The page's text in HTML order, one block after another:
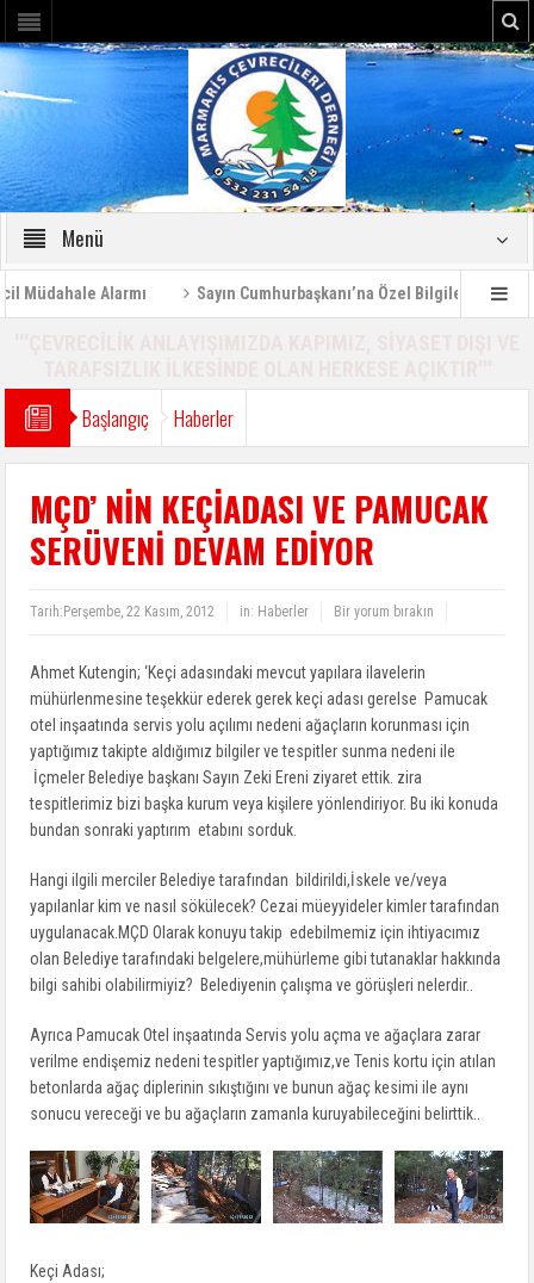
Menü
Alarmı Sayın Cumhurbaşkanı’na Özel Bilgilendirme
Başlangıç Haberler
MÇD’ NİN KEÇİADASI VE PAMUCAK
SERÜVENİ DEVAM EDİYOR
Tarih:Perşembe, 22 Kasım, 2012 in: Haberler Bir yorum bırakın
Ahmet Kutengin; ‘Keçi adasındaki mevcut yapılara ilavelerin
mühürlenmesine teşekkür ederek gerek keçi adası gerelse Pamucak
otel inşaatında servis yolu açılımı nedeni ağaçların korunması için
yaptığımız takipte aldığımız bilgiler ve tespitler sunma nedeni ile
İçmeler Belediye başkanı Sayın Zeki Ereni ziyaret ettik. zira
tespitlerimiz bizi başka kurum veya kişilere yönlendiriyor. Bu iki konuda
bundan sonraki yaptırım etabını sorduk.
Hangi ilgili merciler Belediye tarafından bildirildi,İskele ve/veya
yapılanlar kim ve nasıl sökülecek? Cezai müeyyideler kimler tarafından
uygulanacak.MÇD Olarak konuyu takip edebilmemiz için ihtiyacımız
olan Belediye tarafındaki belgelere,mühürleme gibi tutanaklar hakkında
bilgi sahibi olabilirmiyiz? Belediyenin çalışma ve görüşleri nelerdir..
Ayrıca Pamucak Otel inşaatında Servis yolu açma ve ağaçlara zarar
verilme endişemiz nedeni tespitler yaptığımız,ve Tenis kortu için atılan
betonlarda ağaç diplerinin sıkıştığını ve bunun ağaç kesimi ile aynı
sonucu vereceği ve bu ağaçların zamanla kuruyabileceğini belirttik..
Keçi Adası;